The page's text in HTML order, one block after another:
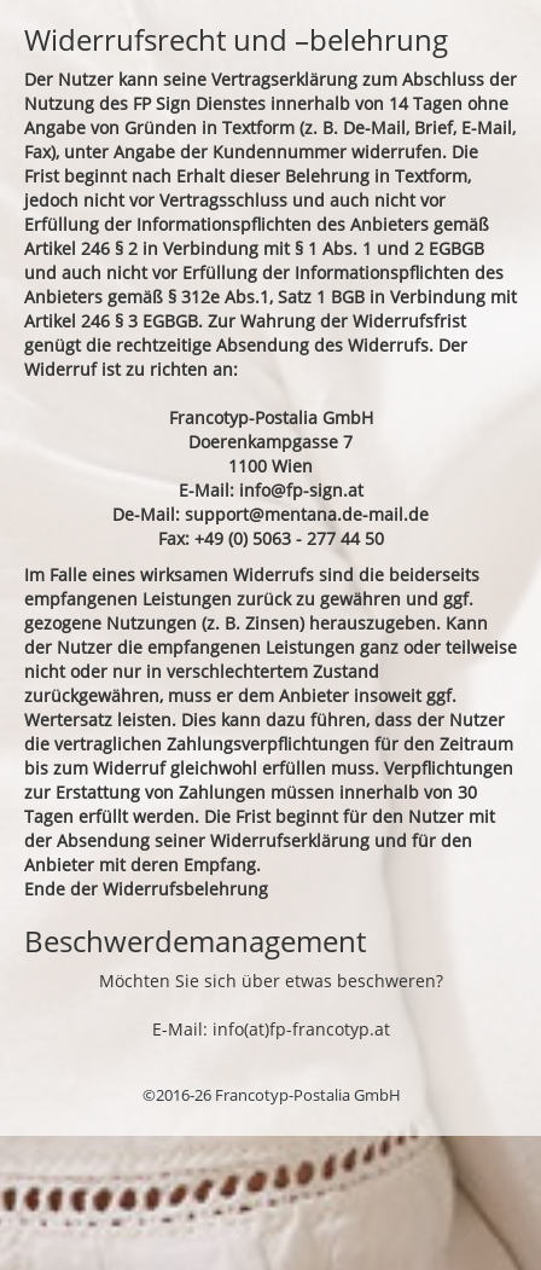
Widerrufsrecht und –belehrung
Der Nutzer kann seine Vertragserklärung zum Abschluss der
Nutzung des FP Sign Dienstes innerhalb von 14 Tagen ohne
Angabe von Gründen in Textform (z. B. De-Mail, Brief, E-Mail,
Fax), unter Angabe der Kundennummer widerrufen. Die
Frist beginnt nach Erhalt dieser Belehrung in Textform,
jedoch nicht vor Vertragsschluss und auch nicht vor
Erfüllung der Informationspflichten des Anbieters gemäß
Artikel 246 § 2 in Verbindung mit § 1 Abs. 1 und 2 EGBGB
und auch nicht vor Erfüllung der Informationspflichten des
Anbieters gemäß § 312e Abs.1, Satz 1 BGB in Verbindung mit
Artikel 246 § 3 EGBGB. Zur Wahrung der Widerrufsfrist
genügt die rechtzeitige Absendung des Widerrufs. Der
Widerruf ist zu richten an:
Francotyp-Postalia GmbH
Doerenkampgasse 7
1100 Wien
E-Mail: info@fp-sign.at
De-Mail: support@mentana.de-mail.de
Fax: +49 (0) 5063 - 277 44 50
Im Falle eines wirksamen Widerrufs sind die beiderseits
empfangenen Leistungen zurück zu gewähren und ggf.
gezogene Nutzungen (z. B. Zinsen) herauszugeben. Kann
der Nutzer die empfangenen Leistungen ganz oder teilweise
nicht oder nur in verschlechtertem Zustand
zurückgewähren, muss er dem Anbieter insoweit ggf.
Wertersatz leisten. Dies kann dazu führen, dass der Nutzer
die vertraglichen Zahlungsverpflichtungen für den Zeitraum
bis zum Widerruf gleichwohl erfüllen muss. Verpflichtungen
zur Erstattung von Zahlungen müssen innerhalb von 30
Tagen erfüllt werden. Die Frist beginnt für den Nutzer mit
der Absendung seiner Widerrufserklärung und für den
Anbieter mit deren Empfang.
Ende der Widerrufsbelehrung
Beschwerdemanagement
Möchten Sie sich über etwas beschweren?
E-Mail: info(at)fp-francotyp.at
©2016-26 Francotyp-Postalia GmbH